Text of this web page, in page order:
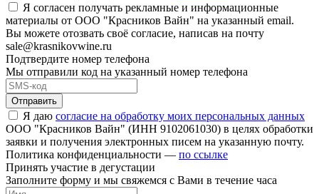
Я согласен получать рекламные и информационные
материалы от ООО "Красников Вайн" на указанный email.
Вы можете отозвать своё согласие, написав на почту
sale@krasnikovwine.ru
Подтвердите номер телефона
Мы отправили код на указанный номер телефона
Отправить
Я даю согласие на обработку моих персональных данных
ООО "Красников Вайн" (ИНН 9102061030) в целях обработки
заявки и получения электронных писем на указанную почту.
Политика конфиденциальности — по ссылке
Принять участие в дегустации
Заполните форму и мы свяжемся с Вами в течение часа